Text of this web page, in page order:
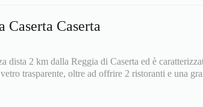
Caserta Caserta
dista 2 km dalla Reggia di Caserta ed è
trasparente, oltre ad offrire 2 ristoranti e una